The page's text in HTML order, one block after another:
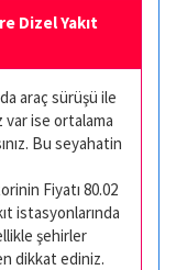
Dizel Yakıt
araç sürüşü ile
var ise ortalama
Bu seyahatin
Fiyatı 80.02
istasyonlarında
şehirler
dikkat ediniz.